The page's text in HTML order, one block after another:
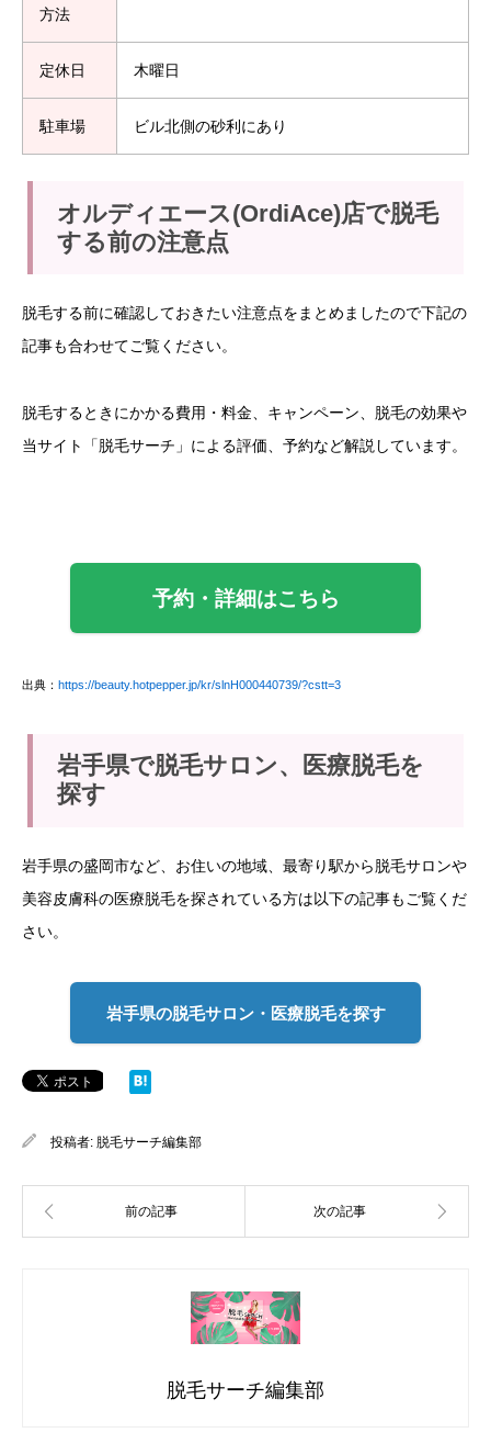
方法
定休日 木曜日
駐車場 ビル北側の砂利にあり
オルディエース(OrdiAce)店で脱毛
する前の注意点
脱毛する前に確認しておきたい注意点をまとめましたので下記の
記事も合わせてご覧ください。
脱毛するときにかかる費用・料金、キャンペーン、脱毛の効果や
当サイト「脱毛サーチ」による評価、予約など解説しています。
予約・詳細はこちら
出典： https://beauty.hotpepper.jp/kr/slnH000440739/?cstt=3
岩手県で脱毛サロン、医療脱毛を
探す
岩手県の盛岡市など、お住いの地域、最寄り駅から脱毛サロンや
美容皮膚科の医療脱毛を探されている方は以下の記事もご覧くだ
さい。
岩手県の脱毛サロン・医療脱毛を探す
投稿者: 脱毛サーチ編集部
脱毛サーチ編集部